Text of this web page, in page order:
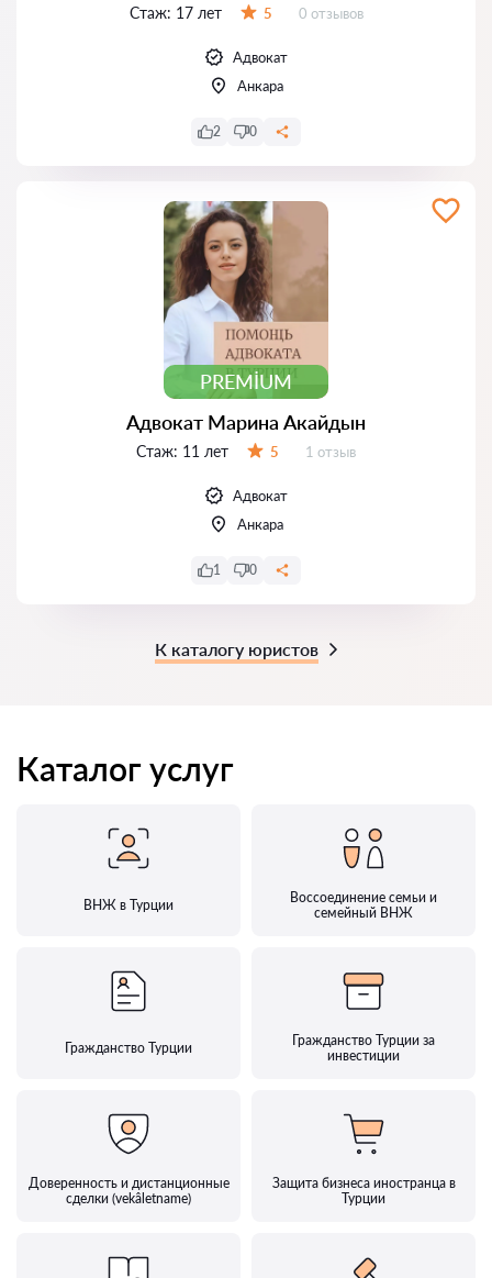
Стаж: 17 лет 5 Отзывов:
0 отзывов
Адвокат
Анкара
2 0
PREMIUM
Адвокат Марина Акайдын
Стаж: 11 лет 5 Отзывов:
1 отзыв
Адвокат
Анкара
1 0
К каталогу юристов
Каталог услуг
ВНЖ в Турции
Воссоединение семьи и
семейный ВНЖ
Гражданство Турции
Гражданство Турции за
инвестиции
Доверенность и дистанционные
сделки (vekâletname)
Защита бизнеса иностранца в
Турции